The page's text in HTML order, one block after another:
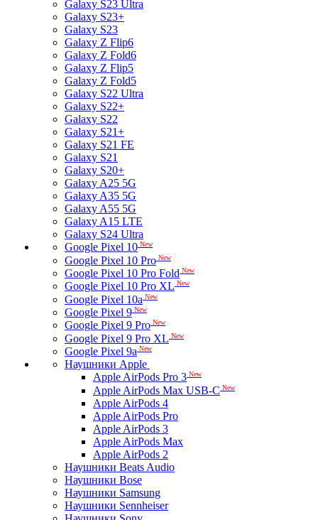
Galaxy S23 Ultra
Galaxy S23+
Galaxy S23
Galaxy Z Flip6
Galaxy Z Fold6
Galaxy Z Flip5
Galaxy Z Fold5
Galaxy S22 Ultra
Galaxy S22+
Galaxy S22
Galaxy S21+
Galaxy S21 FE
Galaxy S21
Galaxy S20+
Galaxy A25 5G
Galaxy A35 5G
Galaxy A55 5G
Galaxy A15 LTE
Galaxy S24 Ultra
Google Pixel 10 New
Google Pixel 10 Pro New
Google Pixel 10 Pro Fold New
Google Pixel 10 Pro XL New
Google Pixel 10a New
Google Pixel 9 New
Google Pixel 9 Pro New
Google Pixel 9 Pro XL New
Google Pixel 9a New
Наушники Apple
Apple AirPods Pro 3 New
Apple AirPods Max USB-C New
Apple AirPods 4
Apple AirPods Pro
Apple AirPods 3
Apple AirPods Max
Apple AirPods 2
Наушники Beats Audio
Наушники Bose
Наушники Samsung
Наушники Sennheiser